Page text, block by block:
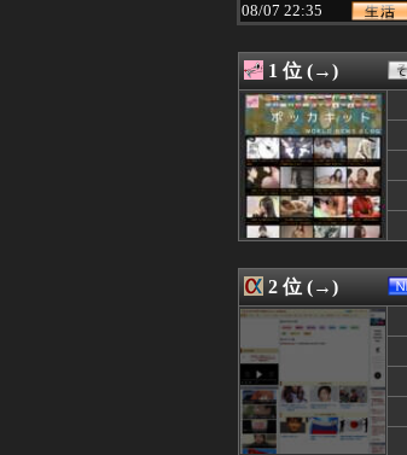
08/07 22:35
08/07 22:33
08/07 22:33
08/07 22:33
08/07 22:33
08/07 22:32
08/07 22:31
08/07 22:31
08/07 22:30
08/07 22:30
08/07 22:30
08/07 22:30
08/07 22:30
08/07 22:30
08/07 22:29
08/07 22:29
08/07 22:28
08/07 22:28
08/07 22:25
1 位 (→)
2 位 (→)